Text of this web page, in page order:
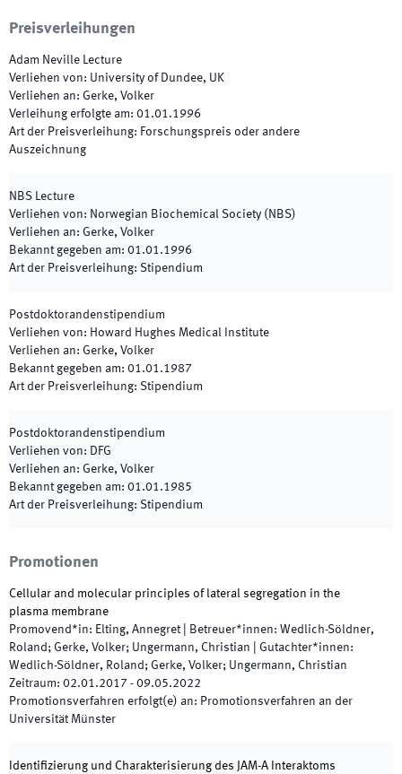
Preisverleihungen
Adam Neville Lecture
Verliehen von: University of Dundee, UK
Verliehen an: Gerke, Volker
Verleihung erfolgte am: 01.01.1996
Art der Preisverleihung: Forschungspreis oder andere
Auszeichnung
NBS Lecture
Verliehen von: Norwegian Biochemical Society (NBS)
Verliehen an: Gerke, Volker
Bekannt gegeben am: 01.01.1996
Art der Preisverleihung: Stipendium
Postdoktorandenstipendium
Verliehen von: Howard Hughes Medical Institute
Verliehen an: Gerke, Volker
Bekannt gegeben am: 01.01.1987
Art der Preisverleihung: Stipendium
Postdoktorandenstipendium
Verliehen von: DFG
Verliehen an: Gerke, Volker
Bekannt gegeben am: 01.01.1985
Art der Preisverleihung: Stipendium
Promotionen
Cellular and molecular principles of lateral segregation in the
plasma membrane
Promovend*in: Elting, Annegret Betreuer*innen: Wedlich-Söldner,
Roland; Gerke, Volker; Ungermann, Christian
Gutachter*innen:
Wedlich-Söldner, Roland; Gerke, Volker; Ungermann, Christian
Zeitraum: 02.01.2017 - 09.05.2022
Promotionsverfahren erfolgt(e) an: Promotionsverfahren an der
Universität Münster
Identifizierung und Charakterisierung des JAM-A Interaktoms